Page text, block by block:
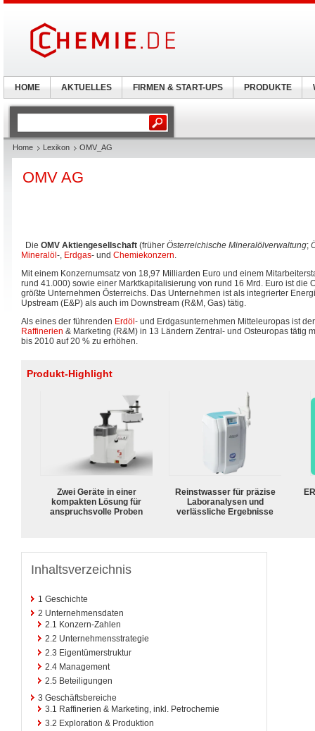
Home Lexikon OMV_AG
OMV AG
Die OMV Aktiengesellschaft (früher Österreichische Mineralölverwaltung;
Mineralöl -, Erdgas- und Chemiekonzern.
Mit einem Konzernumsatz von 18,97 Milliarden Euro und einem
rund 41.000) sowie einer Marktkapitalisierung von rund 16 Mrd. Euro ist die
größte Unternehmen Österreichs. Das Unternehmen ist als integrierter
Upstream (E&P) als auch im Downstream (R&M, Gas) tätig.
Als eines der führenden Erdöl - und Erdgasunternehmen Mitteleuropas ist
Raffinerien & Marketing (R&M) in 13 Ländern Zentral- und Osteuropas tätig
bis 2010 auf 20 % zu erhöhen.
Produkt-Highlight
Zwei Geräte in einer
kompakten Lösung für
anspruchsvolle Proben
Reinstwasser für präzise
Laboranalysen und
verlässliche Ergebnisse
Inhaltsverzeichnis
1 Geschichte
2 Unternehmensdaten
2.1 Konzern-Zahlen
2.2 Unternehmensstrategie
2.3 Eigentümerstruktur
2.4 Management
2.5 Beteiligungen
3 Geschäftsbereiche
3.1 Raffinerien & Marketing, inkl. Petrochemie
3.2 Exploration & Produktion
HOME AKTUELLES FIRMEN & START-UPS PRODUKTE